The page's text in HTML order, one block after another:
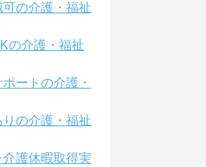
の介護・福祉
の介護・福祉
ートの介護・
の介護・福祉
護休暇取得実